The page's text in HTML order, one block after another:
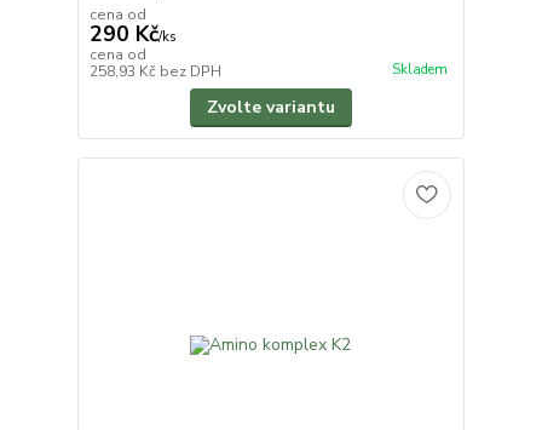
cena od
290 Kč/ks
cena od
258,93 Kč bez DPH Skladem
Zvolte variantu